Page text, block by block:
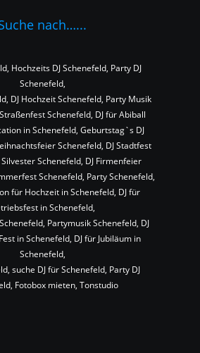
nach…...
Hochzeits DJ Schenefeld, Party DJ
Schenefeld,
DJ Hochzeit Schenefeld, Party Musik
Schenefeld, DJ für Abiball
in Schenefeld, Geburtstag`s DJ
Schenefeld, DJ Stadtfest
Silvester Schenefeld, DJ Firmenfeier
Schenefeld, Party Schenefeld,
für Hochzeit in Schenefeld, DJ für
in Schenefeld,
Partymusik Schenefeld, DJ
in Schenefeld, DJ für Jubiläum in
Schenefeld,
suche DJ für Schenefeld, Party DJ
Fotobox mieten, Tonstudio